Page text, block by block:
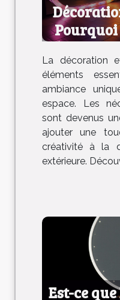
néons
La décoration
éléments
ambiance
espace. Les
sont devenus
ajouter une
créativité à la
extérieure.
Est-ce